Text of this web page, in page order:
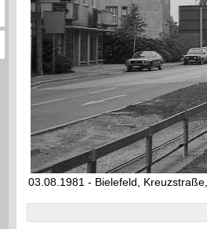
03.08.1981 - Bielefeld,